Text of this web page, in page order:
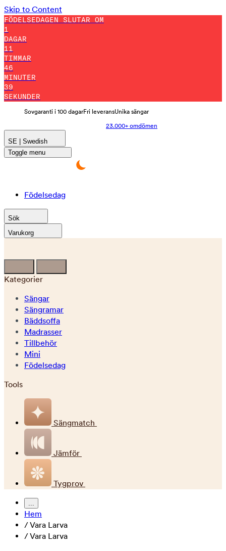
Skip to Content
FÖDELSEDAGEN SLUTAR OM
1
DAGAR
11
TIMMAR
46
MINUTER
26
SEKUNDER
Sovgaranti i 100 dagarFri leveransUnika sängar
23.000+ omdömen
SE | Swedish
Toggle menu
Födelsedag
Sök
Varukorg
Kategorier
Sängar
Sängramar
Bäddsoffa
Madrasser
Tillbehör
Mini
Födelsedag
Tools
Sängmatch
Jämför
Tygprov
...
Hem
/Vara Larva
/Vara Larva